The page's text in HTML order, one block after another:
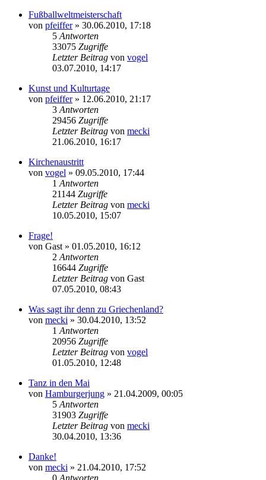
Fußballweltmeisterschaft
von pfeiffer» 30.06.2010, 17:18
5 Antworten
33075 Zugriffe
Letzter Beitrag von vogel
03.07.2010, 14:17
Kunst und Kulturtage
von pfeiffer» 12.06.2010, 21:17
3 Antworten
29456 Zugriffe
Letzter Beitrag von mecki
21.06.2010, 16:17
Kirchenaustritt
von vogel » 09.05.2010, 17:44
1 Antworten
21144 Zugriffe
Letzter Beitrag von mecki
10.05.2010, 15:07
Frage!
von Gast » 01.05.2010, 16:12
2 Antworten
16644 Zugriffe
Letzter Beitrag von Gast
07.05.2010, 08:43
Was sagt ihr denn zu Griechenland?
von mecki » 30.04.2010, 13:52
1 Antworten
20956 Zugriffe
Letzter Beitrag von vogel
01.05.2010, 12:48
Tanz in den Mai
von Hamburgerjung » 21.04.2009, 00:05
5 Antworten
31903 Zugriffe
Letzter Beitrag von mecki
30.04.2010, 13:36
Danke!
von mecki » 21.04.2010, 17:52
0 Antworten